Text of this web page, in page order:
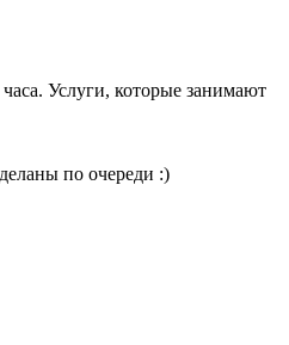
Услуги, которые занимают
по очереди :)